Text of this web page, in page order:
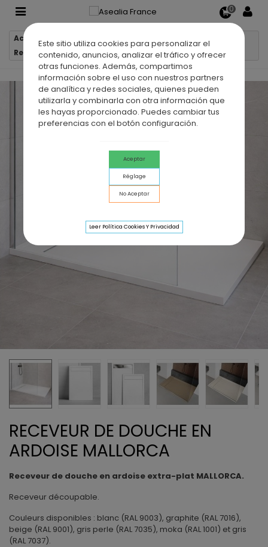
Este sitio utiliza cookies para personalizar el
contenido, anuncios, analizar el tráfico y ofrecer
otras funciones. Además, compartimos
información sobre el uso con nuestros partners
de analítica y redes sociales, quienes pueden
utilizarla y combinarla con otra información que
les hayas proporcionado. Puedes cambiar tus
preferencias con el botón configuración.
Aceptar
Réglage
No Aceptar
Leer Política Cookies Y Privacidad
0
Accueil
Receveur de douche en ardoise MALLORCA
RECEVEUR DE DOUCHE EN
ARDOISE MALLORCA
Receveur de douche en ardoise extra-plat MALLORCA.
Receveur découpable.
Couleurs disponibles : blanc (RAL 9003), graphite (RAL 7016),
beige (RAL 9001), gris perle (RAL 7035), moka (RAL 1001) et gris
(RAL 7037).